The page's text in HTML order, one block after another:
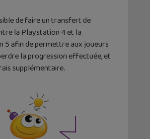
de faire un transfert de
la Playstation 4 et la
5 afin de permettre aux joueurs
la progression effectuée, et
supplémentaire.